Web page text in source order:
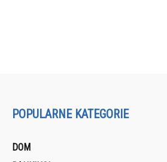
POPULARNE KATEGORIE
DOM